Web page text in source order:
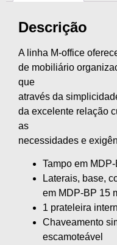
Descrição
A linha M-office
de mobiliário
que
através da
da excelente relação
as
necessidades e
Tampo em
Laterais, base,
em MDP-BP 15
1 prateleira
Chaveamento
escamoteável